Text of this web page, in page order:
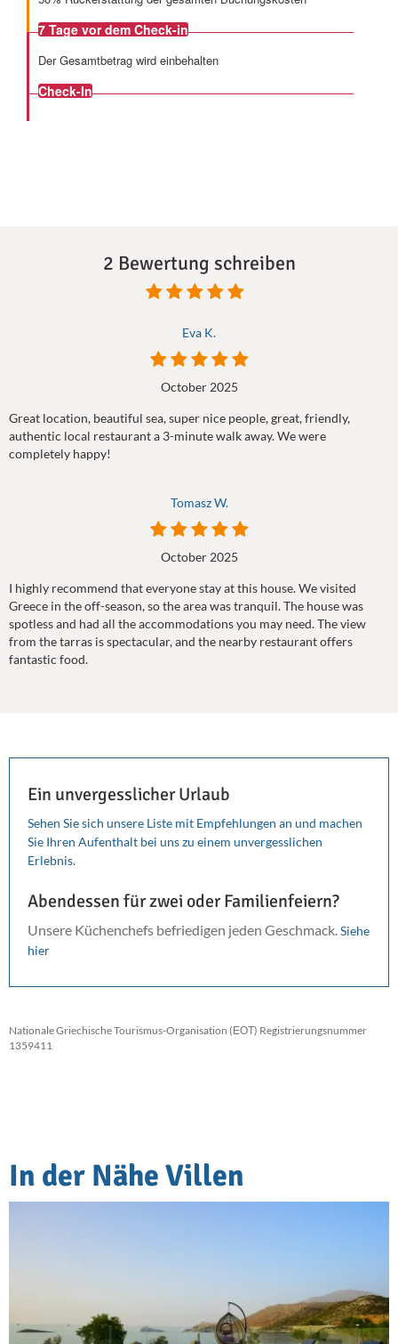
7 Tage vor dem Check-in
Der Gesamtbetrag wird einbehalten
Check-In
2 Bewertung schreiben
Eva K.
October 2025
Great location, beautiful sea, super nice people, great, friendly,
authentic local restaurant a 3-minute walk away. We were
completely happy!
Tomasz W.
October 2025
I highly recommend that everyone stay at this house. We visited
Greece in the off-season, so the area was tranquil. The house was
spotless and had all the accommodations you may need. The view
from the tarras is spectacular, and the nearby restaurant offers
fantastic food.
Ein unvergesslicher Urlaub
Sehen Sie sich unsere Liste mit Empfehlungen an und machen
Sie Ihren Aufenthalt bei uns zu einem unvergesslichen
Erlebnis.
Abendessen für zwei oder Familienfeiern?
Unsere Küchenchefs befriedigen jeden Geschmack. Siehe
hier
Nationale Griechische Tourismus-Organisation (ΕΟΤ) Registrierungsnummer
1359411
In der Nähe Villen